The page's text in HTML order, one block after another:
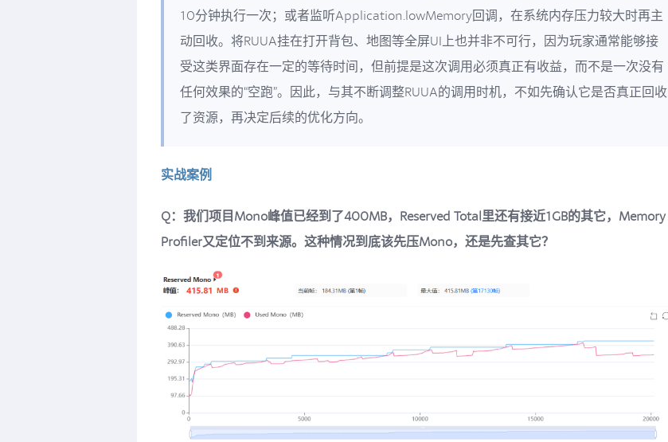
10分钟执行一次；或者监听Application.lowMemory回调，在系统内存压力较大时再主
动回收。将RUUA挂在打开背包、地图等全屏UI上也并非不可行，因为玩家通常能够接
受这类界面存在一定的等待时间，但前提是这次调用必须真正有收益，而不是一次没有
任何效果的“空跑”。因此，与其不断调整RUUA的调用时机，不如先确认它是否真正回收
了资源，再决定后续的优化方向。
实战案例
Q：我们项目Mono峰值已经到了400MB，Reserved Total里还有接近1GB的其它，Memory
Profiler又定位不到来源。这种情况到底该先压Mono，还是先查其它？